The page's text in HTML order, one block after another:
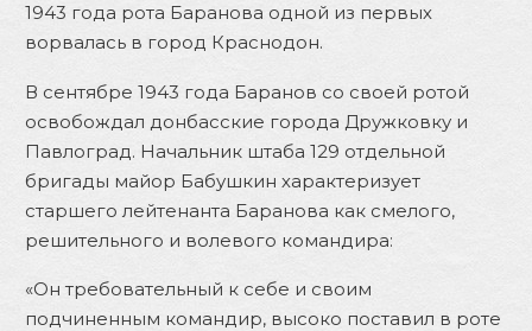
1943 года рота Баранова одной из первых
ворвалась в город Краснодон.
В сентябре 1943 года Баранов со своей ротой
освобождал донбасские города Дружковку и
Павлоград. Начальник штаба 129 отдельной
бригады майор Бабушкин характеризует
старшего лейтенанта Баранова как смелого,
решительного и волевого командира:
«Он требовательный к себе и своим
подчиненным командир, высоко поставил в роте